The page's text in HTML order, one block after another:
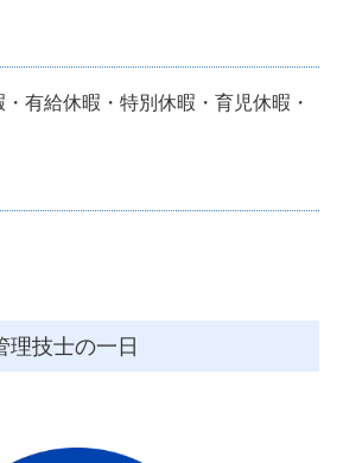
有給休暇・特別休暇・育児休暇・
理技士の一日